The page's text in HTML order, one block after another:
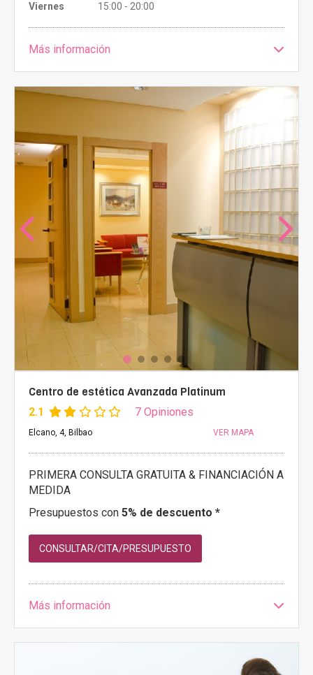
Viernes 15:00 - 20:00
Más información
Centro de estética Avanzada Platinum
2.1 7 Opiniones
Elcano, 4, Bilbao VER MAPA
PRIMERA CONSULTA GRATUITA & FINANCIACIÓN A
MEDIDA
Presupuestos con 5% de descuento *
CONSULTAR/CITA/PRESUPUESTO
Más información